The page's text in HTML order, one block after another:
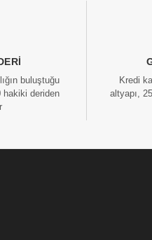
buluştuğu
hakiki deriden
Kredi
altyapı,